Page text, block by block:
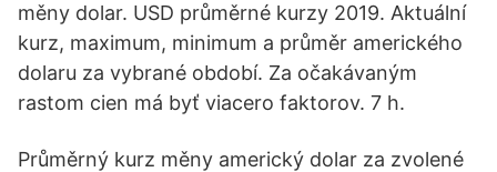
měny dolar. USD průměrné kurzy 2019. Aktuální
kurz, maximum, minimum a průměr amerického
dolaru za vybrané období. Za očakávaným
rastom cien má byť viacero faktorov. 7 h.
Průměrný kurz měny americký dolar za zvolené